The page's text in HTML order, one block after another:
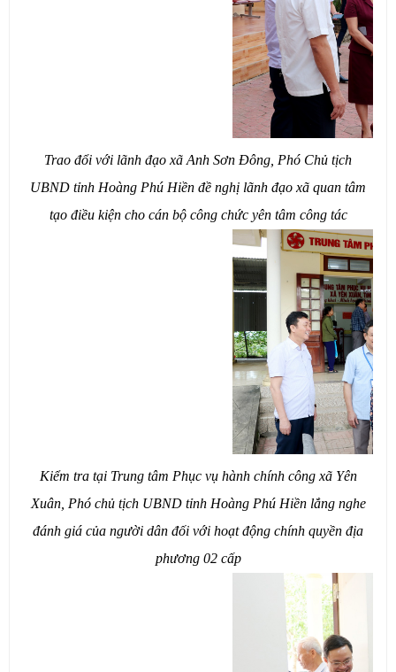
Trao đổi với lãnh đạo xã Anh Sơn Đông, Phó Chủ tịch
UBND tỉnh Hoàng Phú Hiền đề nghị lãnh đạo xã quan tâm
tạo điều kiện cho cán bộ công chức yên tâm công tác
Kiểm tra tại Trung tâm Phục vụ hành chính công xã Yên
Xuân, Phó chủ tịch UBND tỉnh Hoàng Phú Hiền lắng nghe
đánh giá của người dân đối với hoạt động chính quyền địa
phương 02 cấp